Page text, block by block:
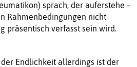
sprach, der auferstehe –
Rahmenbedingungen nicht
präsentisch verfasst sein wird.
Endlichkeit allerdings ist der